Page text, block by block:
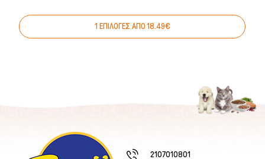
1 ΕΠΙΛΟΓΕΣ ΑΠΟ 18.49€
2107010801